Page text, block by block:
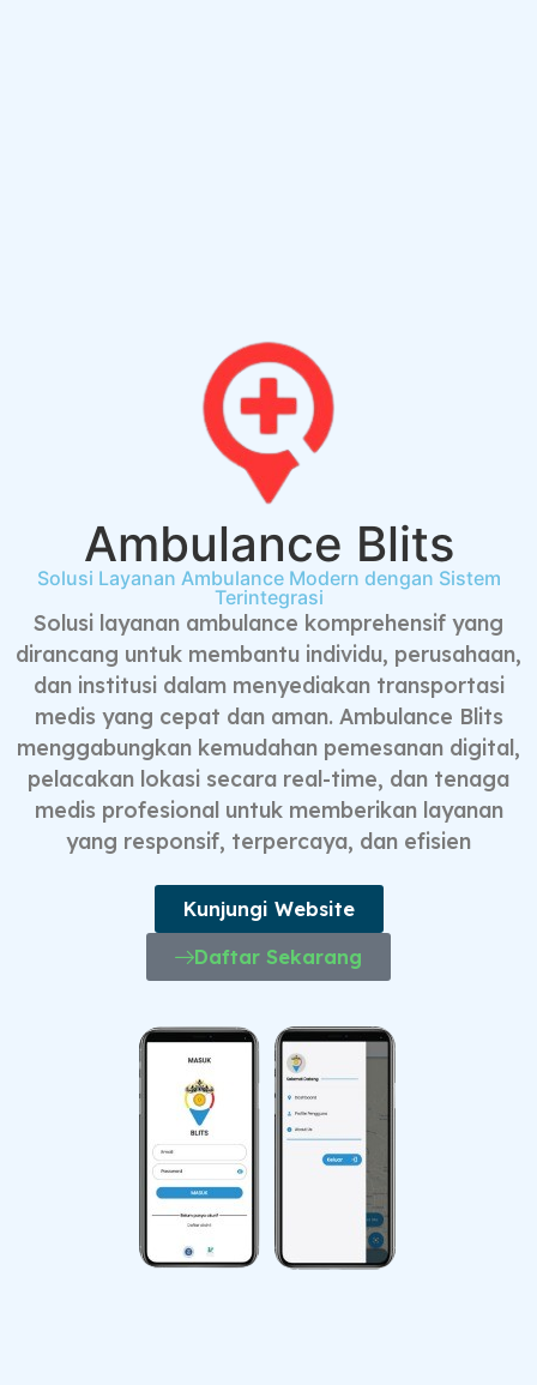
Ambulance Blits
Solusi Layanan Ambulance Modern dengan Sistem
Terintegrasi
Solusi layanan ambulance komprehensif yang
dirancang untuk membantu individu, perusahaan,
dan institusi dalam menyediakan transportasi
medis yang cepat dan aman. Ambulance Blits
menggabungkan kemudahan pemesanan digital,
pelacakan lokasi secara real-time, dan tenaga
medis profesional untuk memberikan layanan
yang responsif, terpercaya, dan efisien
Kunjungi Website
Daftar Sekarang